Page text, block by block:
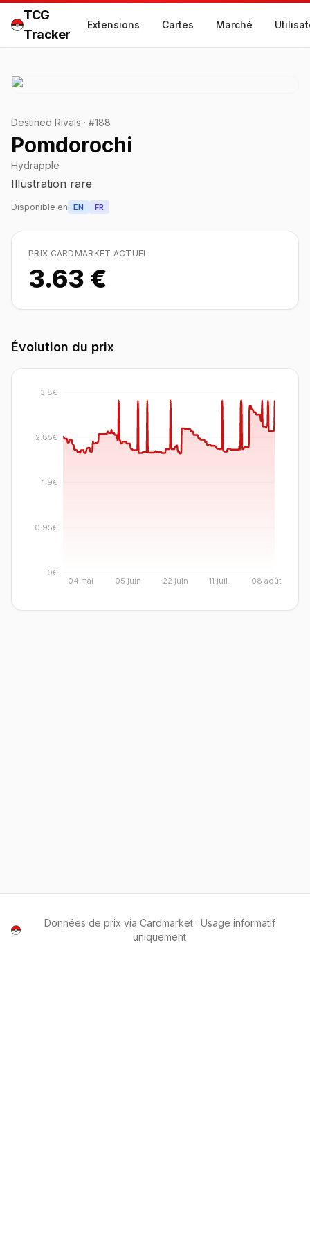
TCG
Tracker
Extensions Cartes Marché
Destined Rivals · #188
Pomdorochi
Hydrapple
Illustration rare
Disponible en EN FR
PRIX CARDMARKET ACTUEL
3.63 €
Évolution du prix
04 mai 05 juin 22 juin 11 juil. 08 août
0€
0.95€
1.9€
2.85€
3.8€
Données de prix via Cardmarket · Usage informatif
uniquement